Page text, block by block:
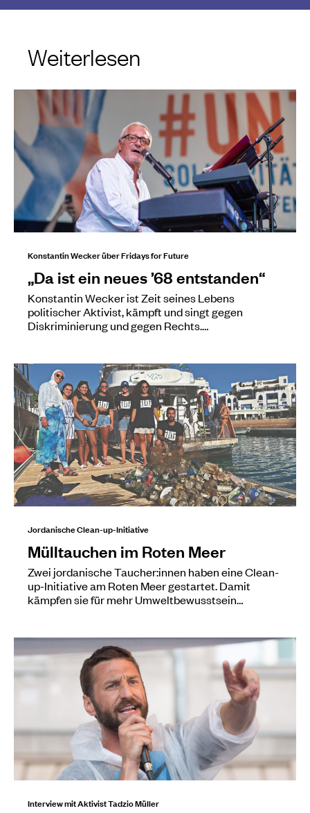
Weiterlesen
Konstantin Wecker über Fridays for Future
„Da ist ein neues ’68 entstanden“
Konstantin Wecker ist Zeit seines Lebens
politischer Aktivist, kämpft und singt gegen
Diskriminierung und gegen Rechts.…
Jordanische Clean-up-Initiative
Mülltauchen im Roten Meer
Zwei jordanische Taucher:innen haben eine Clean-
up-Initiative am Roten Meer gestartet. Damit
kämpfen sie für mehr Umweltbewusstsein…
Interview mit Aktivist Tadzio Müller